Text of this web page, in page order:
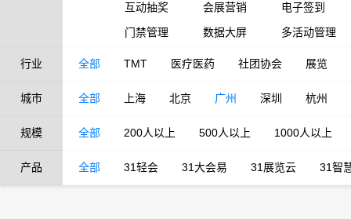
互动抽奖
会展营销
电子签到
门禁管理
数据大屏 多活动管理
行业 全部 TMT 医疗医药 社团协会 展览
城市 全部 上海 北京 广州 深圳 杭州
规模 全部 200人以上 500人以上 1000人以上
产品 全部 31轻会 31大会易 31展览云 31智